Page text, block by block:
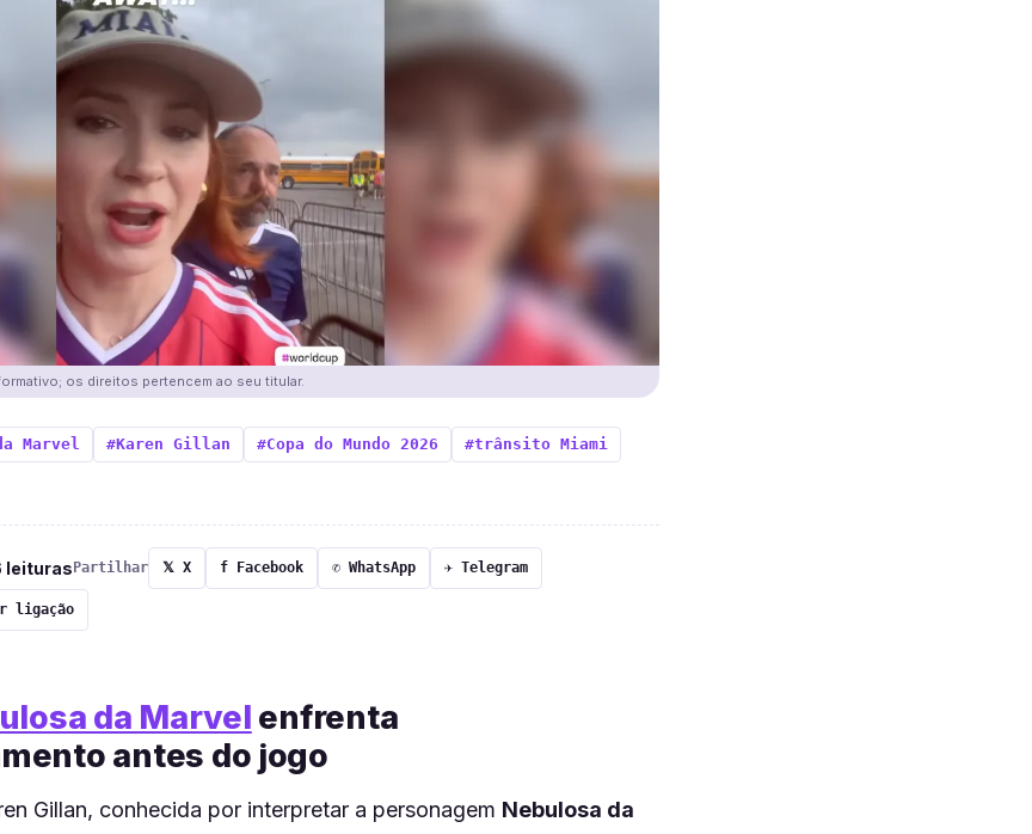
os direitos pertencem ao seu titular.
Marvel #Karen Gillan #Copa do Mundo 2026
#trânsito Miami
leituras Partilhar 𝕏 X f Facebook ✆ WhatsApp ✈ Telegram
ligação
da Marvel enfrenta
antes do jogo
Gillan, conhecida por interpretar a personagem Nebulosa da